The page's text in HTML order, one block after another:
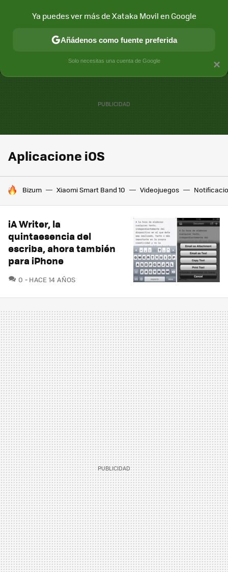
MÓVIL Y SOCIEDAD APLICACIONES
Aplicacione iOS
HOY SE HABLA DE
Bizum Xiaomi Smart Band 10 Videojuegos
iA Writer, la
quintaesencia del
escriba, ahora también
para iPhone
0 COMENTARIOS
HACE 14 AÑOS
×
Ya puedes ver más de Xataka Movil en Google
Añádenos como fuente preferida
Solo necesitas una cuenta de Google